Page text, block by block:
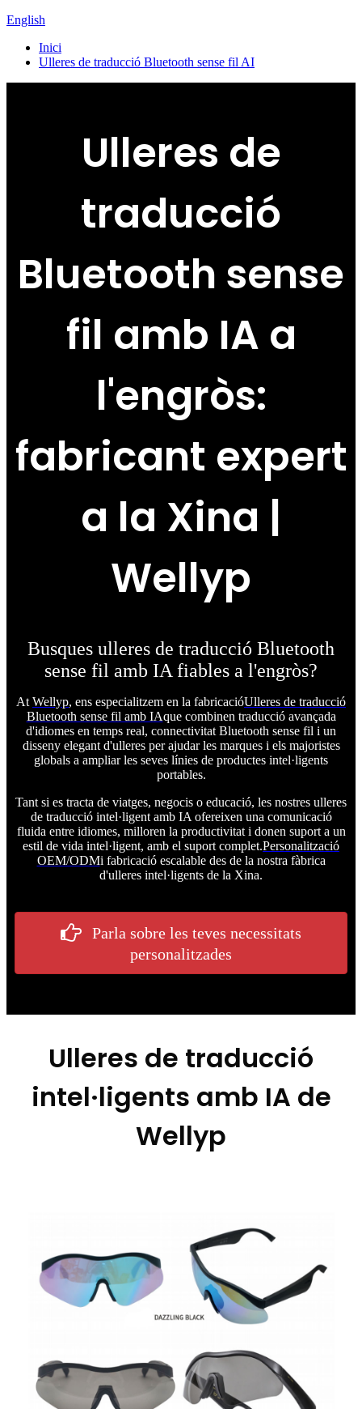
English
Inici
Ulleres de traducció Bluetooth sense fil AI
Ulleres de
traducció
Bluetooth sense
fil amb IA a
l'engròs:
fabricant expert
a la Xina |
Wellyp
Busques ulleres de traducció Bluetooth
sense fil amb IA fiables a l'engròs?
At Wellyp, ens especialitzem en la fabricacióUlleres de traducció
Bluetooth sense fil amb IAque combinen traducció avançada
d'idiomes en temps real, connectivitat Bluetooth sense fil i un
disseny elegant d'ulleres per ajudar les marques i els majoristes
globals a ampliar les seves línies de productes intel·ligents
portables.
Tant si es tracta de viatges, negocis o educació, les nostres ulleres
de traducció intel·ligent amb IA ofereixen una comunicació
fluida entre idiomes, milloren la productivitat i donen suport a un
estil de vida intel·ligent, amb el suport complet.Personalització
OEM/ODMi fabricació escalable des de la nostra fàbrica
d'ulleres intel·ligents de la Xina.
Parla sobre les teves necessitats
personalitzades
Ulleres de traducció
intel·ligents amb IA de
Wellyp